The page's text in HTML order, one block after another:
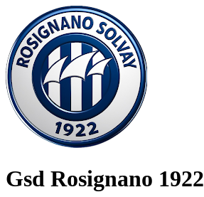
Gsd Rosignano 1922